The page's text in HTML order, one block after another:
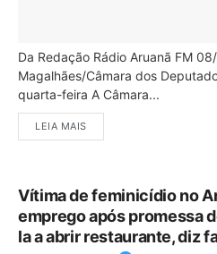
Da Redação Rádio Aruanã FM
Magalhães/Câmara dos
quarta-feira A Câmara...
LEIA MAIS
Vítima de feminicídio no
emprego após promessa
la a abrir restaurante, diz